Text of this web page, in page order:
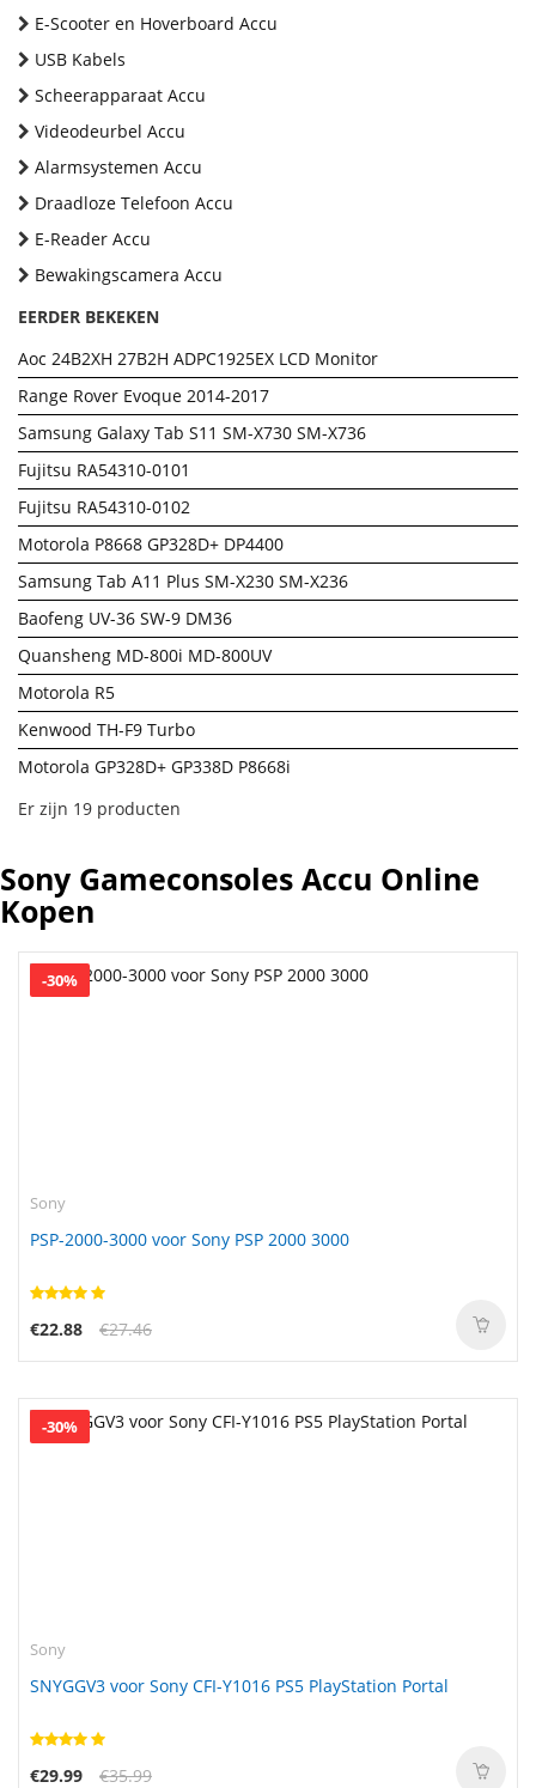
E-Scooter en Hoverboard Accu
USB Kabels
Scheerapparaat Accu
Videodeurbel Accu
Alarmsystemen Accu
Draadloze Telefoon Accu
E-Reader Accu
Bewakingscamera Accu
EERDER BEKEKEN
Aoc 24B2XH 27B2H ADPC1925EX LCD Monitor
Range Rover Evoque 2014-2017
Samsung Galaxy Tab S11 SM-X730 SM-X736
Fujitsu RA54310-0101
Fujitsu RA54310-0102
Motorola P8668 GP328D+ DP4400
Samsung Tab A11 Plus SM-X230 SM-X236
Baofeng UV-36 SW-9 DM36
Quansheng MD-800i MD-800UV
Motorola R5
Kenwood TH-F9 Turbo
Motorola GP328D+ GP338D P8668i
Er zijn 19 producten
Sony Gameconsoles Accu Online
Kopen
-30%
Sony
PSP-2000-3000 voor Sony PSP 2000 3000
€22.88 €27.46
-30%
Sony
SNYGGV3 voor Sony CFI-Y1016 PS5 PlayStation Portal
€29.99 €35.99